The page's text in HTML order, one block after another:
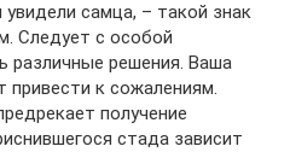
самца, – такой знак
Следует с особой
различные решения. Ваша
привести к сожалениям.
получение
стада зависит